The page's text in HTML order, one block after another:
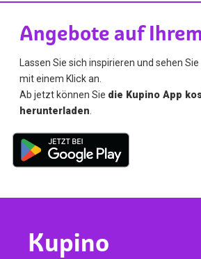
Angebote auf
Lassen Sie sich inspirieren und sehen
mit einem Klick an.
Ab jetzt können Sie die Kupino App
herunterladen
Kupino